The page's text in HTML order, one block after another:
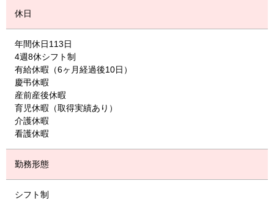
休日
年間休日113日
4週8休シフト制
有給休暇（6ヶ月経過後10日）
慶弔休暇
産前産後休暇
育児休暇（取得実績あり）
介護休暇
看護休暇
勤務形態
シフト制